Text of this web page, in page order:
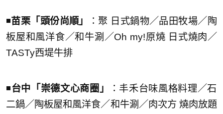
◾️苗栗「頭份尚順」
：聚 日式鍋物／品田牧場／陶
板屋和風洋食／和牛涮／Oh my!原燒 日式燒肉／
TASTy西堤牛排
◾️台中「崇德文心商圈」
：丰禾台味風格料理／石
二鍋／陶板屋和風洋食／和牛涮／肉次方 燒肉放題